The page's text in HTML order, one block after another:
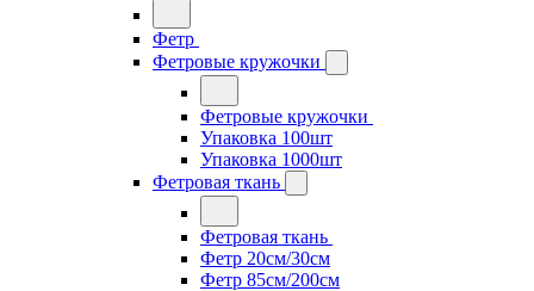
Фетр
Фетровые кружочки
Фетровые кружочки
Упаковка 100шт
Упаковка 1000шт
Фетровая ткань
Фетровая ткань
Фетр 20см/30см
Фетр 85см/200см